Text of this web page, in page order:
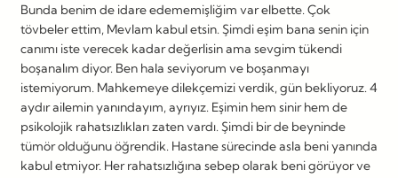
Bunda benim de idare edememişliğim var elbette. Çok
tövbeler ettim, Mevlam kabul etsin. Şimdi eşim bana senin için
canımı iste verecek kadar değerlisin ama sevgim tükendi
boşanalım diyor. Ben hala seviyorum ve boşanmayı
istemiyorum. Mahkemeye dilekçemizi verdik, gün bekliyoruz. 4
aydır ailemin yanındayım, ayrıyız. Eşimin hem sinir hem de
psikolojik rahatsızlıkları zaten vardı. Şimdi bir de beyninde
tümör olduğunu öğrendik. Hastane sürecinde asla beni yanında
kabul etmiyor. Her rahatsızlığına sebep olarak beni görüyor ve